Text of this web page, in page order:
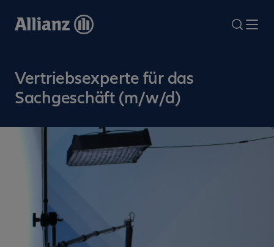
zum
search
Vertriebsexperte für das
Sachgeschäft (m/w/d)